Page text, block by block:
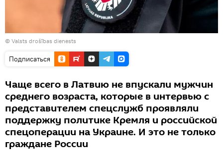
© Valsts drošības dienests
Подписаться
Чаще всего в Латвию не впускали мужчин
среднего возраста, которые в интервью с
представителем спецслужб проявляли
поддержку политике Кремля и российской
спецоперации на Украине. И это не только
граждане России